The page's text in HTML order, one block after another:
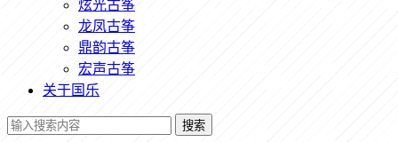
炫光古筝
龙凤古筝
鼎韵古筝
宏声古筝
关于国乐
搜索